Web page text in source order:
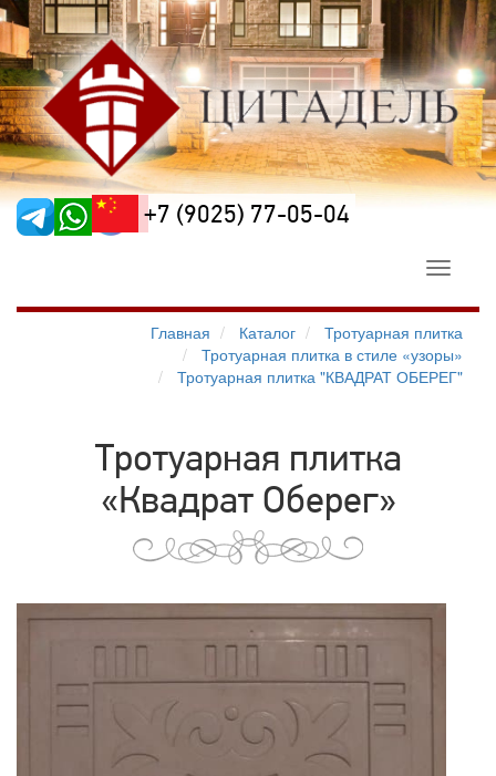
+7 (9025) 77-05-04
Toggle
Главная
Каталог
Тротуарная плитка
Тротуарная плитка в стиле «узоры»
Тротуарная плитка "КВАДРАТ ОБЕРЕГ"
Тротуарная плитка
«Квадрат Оберег»